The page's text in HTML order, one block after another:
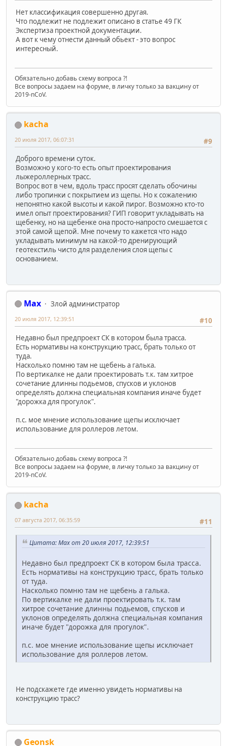
Нет классификация совершенно другая.
Что подлежит не подлежит описано в статье 49 ГК
Экспертиза проектной документации.
А вот к чему отнести данный обьект - это вопрос
интересный.
Обязательно добавь схему вопроса ?!
Все вопросы задаем на форуме, в личку только за вакцину от
2019-nCoV.
kacha
#9
20 июля 2017, 06:07:31
Доброго времени суток.
Возможно у кого-то есть опыт проектирования
лыжероллерных трасс.
Вопрос вот в чем, вдоль трасс просят сделать обочины
либо тропинки с покрытием из щепы. Но к сожалению
непонятно какой высоты и какой пирог. Возможно кто-то
имел опыт проектирования? ГИП говорит укладывать на
щебенку, но на щебенке она просто-напросто смешается с
этой самой щепой. Мне почему то кажется что надо
укладывать минимум на какой-то дренирующий
геотекстиль чисто для разделения слоя щепы с
основанием.
Max
Злой администратор
#10
20 июля 2017, 12:39:51
Недавно был предпроект СК в котором была трасса.
Есть нормативы на конструкцию трасс, брать только от
туда.
Насколько помню там не щебень а галька.
По вертикалке не дали проектировать т.к. там хитрое
сочетание длинны подьемов, спусков и уклонов
определять должна специальная компания иначе будет
"дорожка для прогулок".
п.с. мое мнение использование щепы исключает
использование для роллеров летом.
Обязательно добавь схему вопроса ?!
Все вопросы задаем на форуме, в личку только за вакцину от
2019-nCoV.
kacha
#11
07 августа 2017, 06:35:59
Цитата: Max от 20 июля 2017, 12:39:51
Недавно был предпроект СК в котором была трасса.
Есть нормативы на конструкцию трасс, брать только
от туда.
Насколько помню там не щебень а галька.
По вертикалке не дали проектировать т.к. там
хитрое сочетание длинны подьемов, спусков и
уклонов определять должна специальная компания
иначе будет "дорожка для прогулок".
п.с. мое мнение использование щепы исключает
использование для роллеров летом.
Не подскажете где именно увидеть нормативы на
конструкцию трасс?
Geonsk